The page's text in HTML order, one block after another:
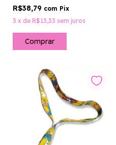
R$38,79 com Pix
3 x de R$13,33 sem juros